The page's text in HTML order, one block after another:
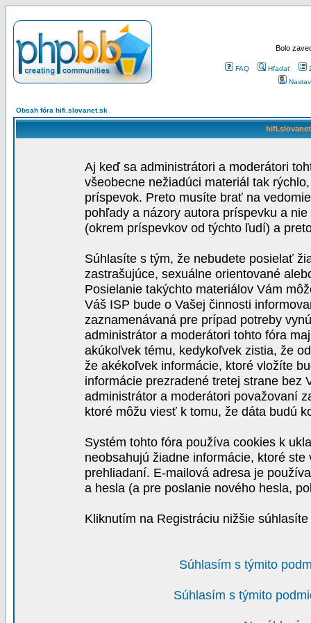
Bolo
FAQ Hľadať
Obsah fóra hifi.slovanet.sk
Aj keď sa administrátori a moderátori
všeobecne nežiadúci materiál tak
príspevok. Preto musíte brať na
pohľady a názory autora príspevku a
(okrem príspevkov od týchto ľudí) a
Súhlasíte s tým, že nebudete posielať
zastrašujúce, sexuálne orientované
Posielanie takýchto materiálov Vám
Váš ISP bude o Vašej činnosti
zaznamenávaná pre prípad potreby
administrátor a moderátori tohto fóra
akúkoľvek tému, kedykoľvek zistia, že
že akékoľvek informácie, ktoré vložíte
informácie prezradené tretej strane bez
administrátor a moderátori považovaní
ktoré môžu viesť k tomu, že dáta budú
Systém tohto fóra používa cookies k
neobsahujú žiadne informácie, ktoré
prehliadaní. E-mailová adresa je
a hesla (a pre poslanie nového hesla,
Kliknutím na Registráciu nižšie
Súhlasím s týmito
Súhlasím s týmito